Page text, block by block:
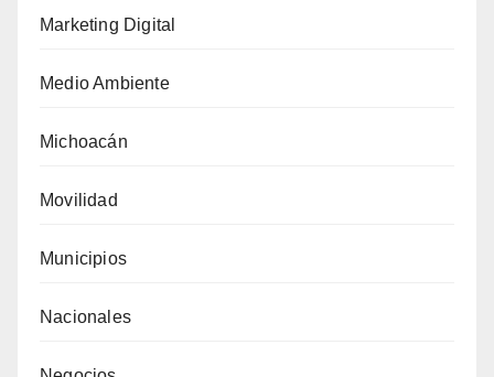
Marketing Digital
Medio Ambiente
Michoacán
Movilidad
Municipios
Nacionales